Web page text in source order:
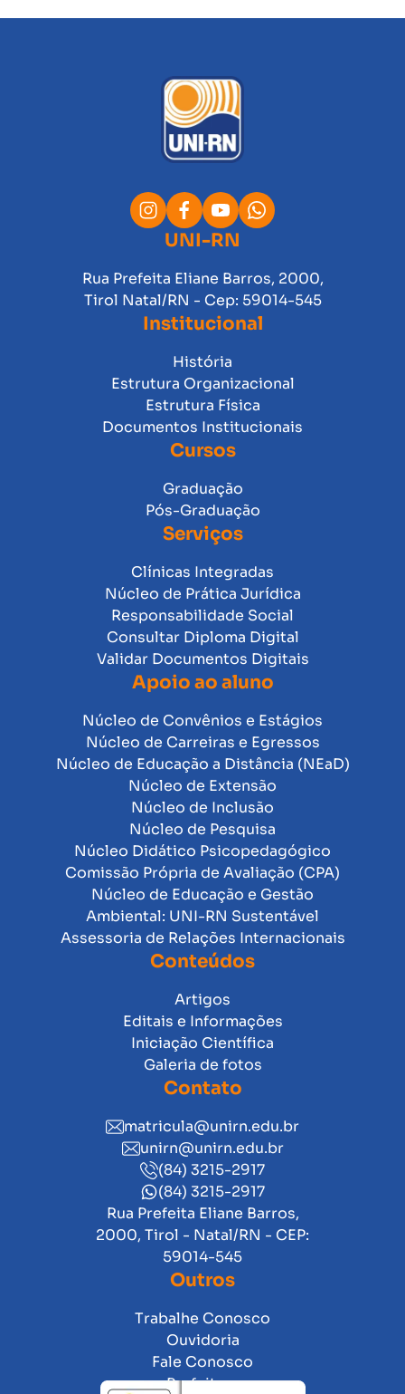
UNI-RN
Rua Prefeita Eliane Barros, 2000,
Tirol Natal/RN - Cep: 59014-545
Institucional
História
Estrutura Organizacional
Estrutura Física
Documentos Institucionais
Cursos
Graduação
Pós-Graduação
Serviços
Clínicas Integradas
Núcleo de Prática Jurídica
Responsabilidade Social
Consultar Diploma Digital
Validar Documentos Digitais
Apoio ao aluno
Núcleo de Convênios e Estágios
Núcleo de Carreiras e Egressos
Núcleo de Educação a Distância (NEaD)
Núcleo de Extensão
Núcleo de Inclusão
Núcleo de Pesquisa
Núcleo Didático Psicopedagógico
Comissão Própria de Avaliação (CPA)
Núcleo de Educação e Gestão
Ambiental: UNI-RN Sustentável
Assessoria de Relações Internacionais
Conteúdos
Artigos
Editais e Informações
Iniciação Científica
Galeria de fotos
Contato
matricula@unirn.edu.br
unirn@unirn.edu.br
(84) 3215-2917
(84) 3215-2917
Rua Prefeita Eliane Barros,
2000, Tirol - Natal/RN - CEP:
59014-545
Outros
Trabalhe Conosco
Ouvidoria
Fale Conosco
Prefeitura